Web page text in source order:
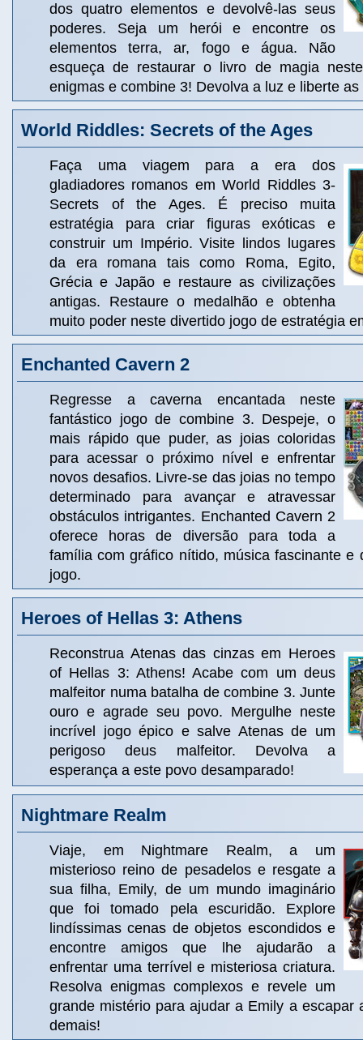
dos quatro elementos e devolvê-las seus
poderes. Seja um herói e encontre os
elementos terra, ar, fogo e água. Não
esqueça de restaurar o livro de magia
enigmas e combine 3! Devolva a luz e liberte as
World Riddles: Secrets of the Ages
Faça uma viagem para a era dos
gladiadores romanos em World Riddles 3-
Secrets of the Ages. É preciso muita
estratégia para criar figuras exóticas e
construir um Império. Visite lindos lugares
da era romana tais como Roma, Egito,
Grécia e Japão e restaure as civilizações
antigas. Restaure o medalhão e obtenha
muito poder neste divertido jogo de estratégia
Enchanted Cavern 2
Regresse a caverna encantada neste
fantástico jogo de combine 3. Despeje, o
mais rápido que puder, as joias coloridas
para acessar o próximo nível e enfrentar
novos desafios. Livre-se das joias no tempo
determinado para avançar e atravessar
obstáculos intrigantes. Enchanted Cavern 2
oferece horas de diversão para toda a
família com gráfico nítido, música fascinante e
jogo.
Heroes of Hellas 3: Athens
Reconstrua Atenas das cinzas em Heroes
of Hellas 3: Athens! Acabe com um deus
malfeitor numa batalha de combine 3. Junte
ouro e agrade seu povo. Mergulhe neste
incrível jogo épico e salve Atenas de um
perigoso deus malfeitor. Devolva a
esperança a este povo desamparado!
Nightmare Realm
Viaje, em Nightmare Realm, a um
misterioso reino de pesadelos e resgate a
sua filha, Emily, de um mundo imaginário
que foi tomado pela escuridão. Explore
lindíssimas cenas de objetos escondidos e
encontre amigos que lhe ajudarão a
enfrentar uma terrível e misteriosa criatura.
Resolva enigmas complexos e revele um
grande mistério para ajudar a Emily a escapar
demais!